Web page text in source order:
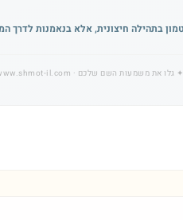
בתהילה חיצונית, אלא בנאמנות לדרך
✦ גלו את משמעות השם שלכם · www.shmot-il.com